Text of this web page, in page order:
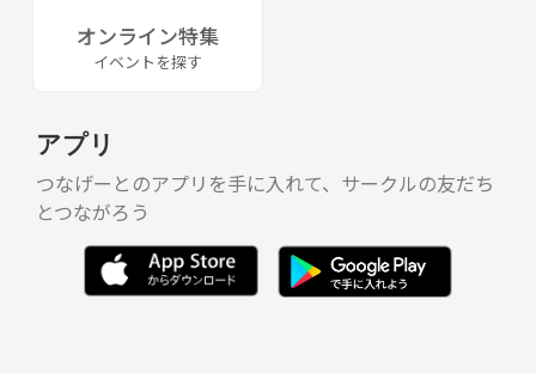
オンライン特集
イベントを探す
アプリ
つなげーとのアプリを手に入れて、サークルの友だち
とつながろう